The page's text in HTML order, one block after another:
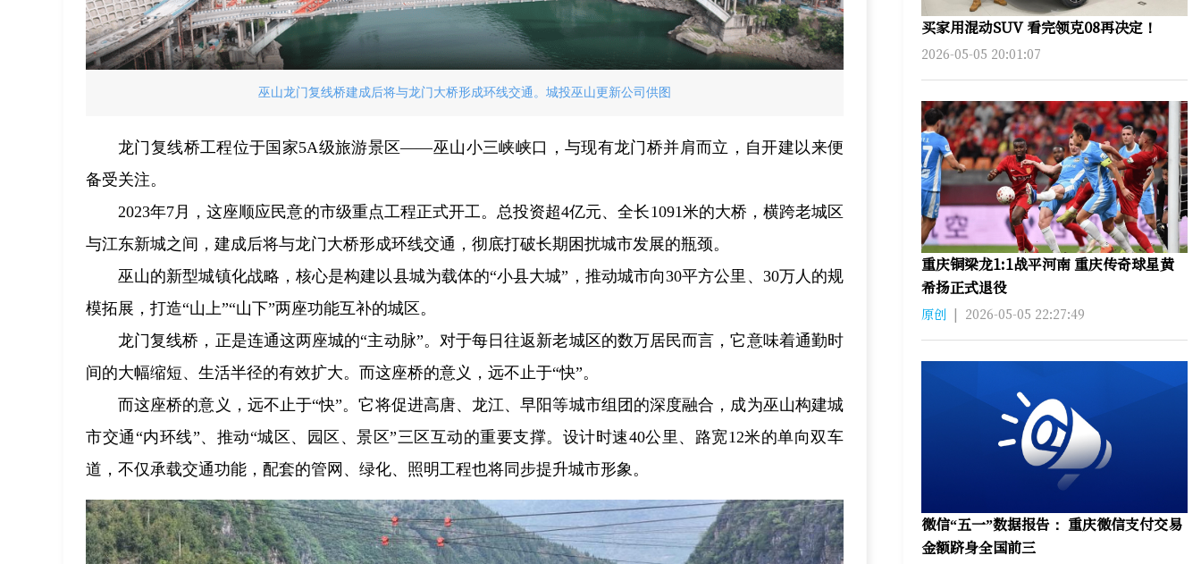
巫山龙门复线桥建成后将与龙门大桥形成环线交通。城投巫山更新公司供图
龙门复线桥工程位于国家5A级旅游景区——巫山小三峡峡口，与现有龙门桥并肩而立，自开建以来便
备受关注。
2023年7月，这座顺应民意的市级重点工程正式开工。总投资超4亿元、全长1091米的大桥，横跨老城区
与江东新城之间，建成后将与龙门大桥形成环线交通，彻底打破长期困扰城市发展的瓶颈。
巫山的新型城镇化战略，核心是构建以县城为载体的“小县大城”，推动城市向30平方公里、30万人的规
模拓展，打造“山上”“山下”两座功能互补的城区。
龙门复线桥，正是连通这两座城的“主动脉”。对于每日往返新老城区的数万居民而言，它意味着通勤时
间的大幅缩短、生活半径的有效扩大。而这座桥的意义，远不止于“快”。
而这座桥的意义，远不止于“快”。它将促进高唐、龙江、早阳等城市组团的深度融合，成为巫山构建城
市交通“内环线”、推动“城区、园区、景区”三区互动的重要支撑。设计时速40公里、路宽12米的单向双车
道，不仅承载交通功能，配套的管网、绿化、照明工程也将同步提升城市形象。
买家用混动SUV 看完领克08再决定！
2026-05-05 20:01:07
重庆铜梁龙1:1战平河南 重庆传奇球星黄
希扬正式退役
原创 | 2026-05-05 22:27:49
微信“五一”数据报告： 重庆微信支付交易
金额跻身全国前三